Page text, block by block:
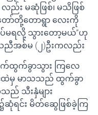
ည်း မဆုံဖြစ်၊ မသိဖြစ်
တော်တို့တောရွာ လေးကို
မရလို့ သွားတော့မယ်”ဟု
ညီအစ်မ (၂)ဦးကလည်း
က်ထွက်ခွာသွား ကြလေ
ထဲမှ မာသသည် ထွက်ခွာ
သည် သီးနှံများ
ရင်း မိတ်ဆွေဖြစ်ခဲ့ကြ